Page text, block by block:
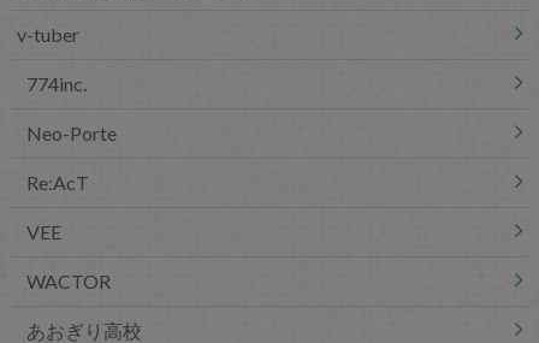
v-tuber
774inc.
Neo-Porte
Re:AcT
VEE
WACTOR
あおぎり高校